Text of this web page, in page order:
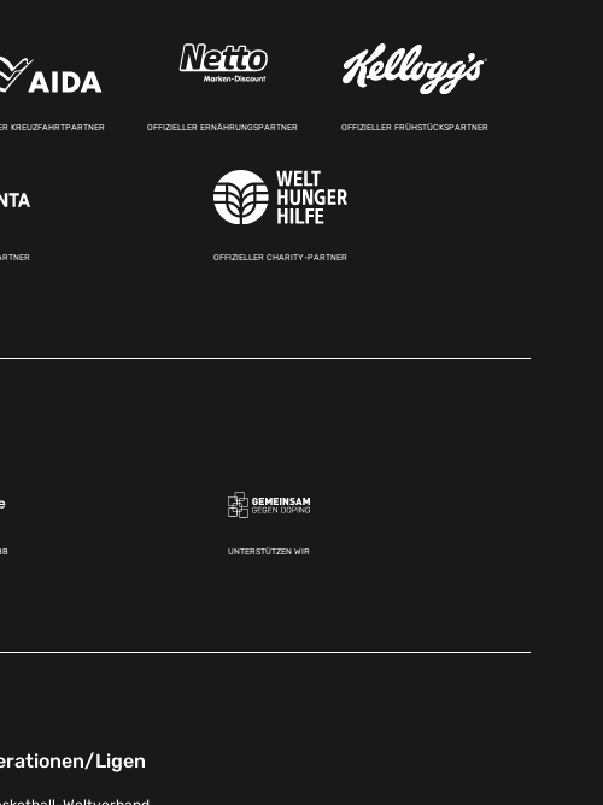
KREUZFAHRTPARTNER OFFIZIELLER ERNÄHRUNGSPARTNER OFFIZIELLER FRÜHSTÜCKSPARTNER
OFFIZIELLER CHARITY-PARTNER
UNTERSTÜTZEN WIR
Ligen